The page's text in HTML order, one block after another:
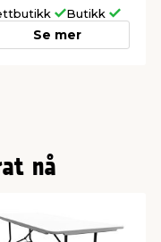
Butikk
Se mer
nå